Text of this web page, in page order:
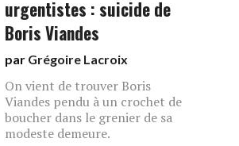
urgentistes : suicide de
Boris Viandes
par Grégoire Lacroix
On vient de trouver Boris
Viandes pendu à un crochet de
boucher dans le grenier de sa
modeste demeure.